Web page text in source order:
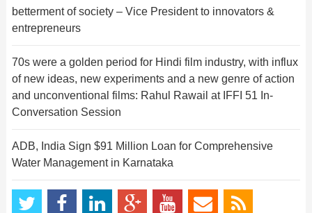
betterment of society – Vice President to innovators &
entrepreneurs
70s were a golden period for Hindi film industry, with influx
of new ideas, new experiments and a new genre of action
and unconventional films: Rahul Rawail at IFFI 51 In-
Conversation Session
ADB, India Sign $91 Million Loan for Comprehensive
Water Management in Karnataka